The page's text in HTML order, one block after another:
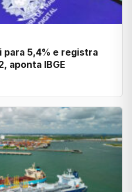
para 5,4% e registra
aponta IBGE